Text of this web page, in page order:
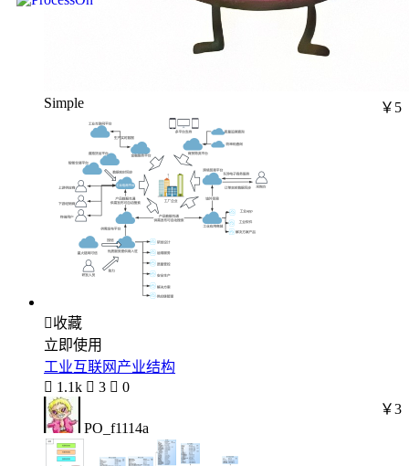
Simple ￥5
收藏
立即使用
工业互联网产业结构
 1.1k  3  0
PO_f1114a
￥3